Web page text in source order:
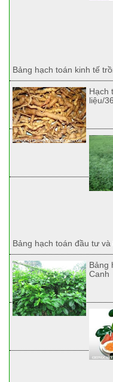
Bảng hạch toán kinh tế
Hạch
liệu/
Bảng hạch toán đầu tư
Bảng
Canh